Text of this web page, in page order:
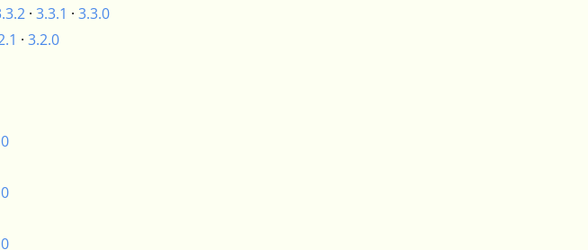
· 3.3.1 · 3.3.0
· 3.2.0